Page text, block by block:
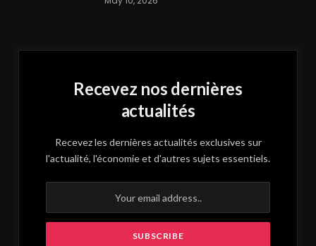
Recevez nos dernières
actualités
Recevez les dernières actualités exclusives sur
l'actualité, l'économie et d'autres sujets essentiels.